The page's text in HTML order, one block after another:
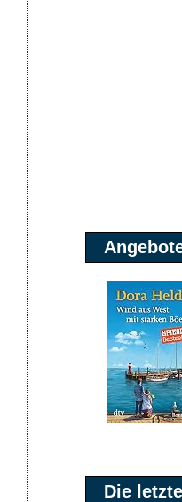
Die